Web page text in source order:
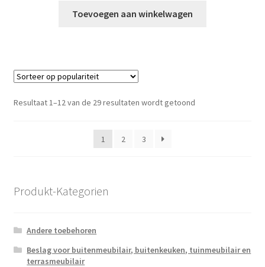
Toevoegen aan winkelwagen
Resultaat 1–12 van de 29 resultaten wordt getoondGesorteerd
1
2 3
Produkt-Kategorien
Andere toebehoren
Beslag voor buitenmeubilair, buitenkeuken, tuinmeubilair en
terrasmeubilair